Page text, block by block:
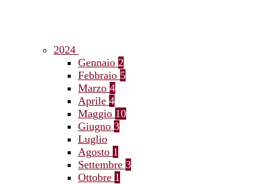
2024
Gennaio 2
Febbraio 5
Marzo 4
Aprile 4
Maggio 10
Giugno 3
Luglio
Agosto 1
Settembre 3
Ottobre 1